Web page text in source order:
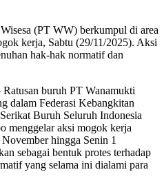
(PT WW) berkumpul di area
kerja, Sabtu (29/11/2025). Aksi
hak-hak normatif dan
buruh PT Wanamukti
dalam Federasi Kebangkitan
Buruh Seluruh Indonesia
menggelar aksi mogok kerja
hingga Senin 1
sebagai bentuk protes terhadap
yang selama ini dialami para